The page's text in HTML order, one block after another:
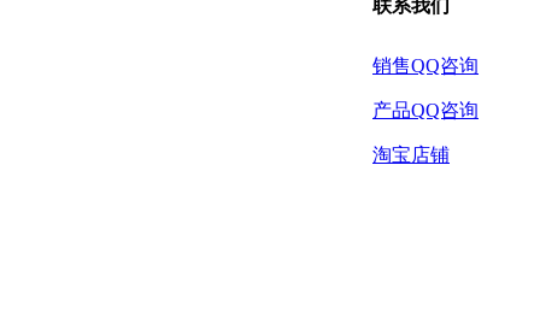
联系我们
销售QQ咨询
产品QQ咨询
淘宝店铺